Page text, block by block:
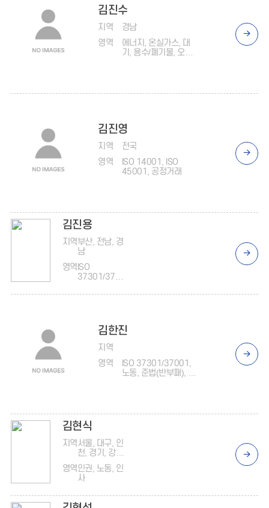
김진수
지역
경남
영역
에너지, 온실가스, 대
기, 용수/폐기물, 오염
김진영
지역
전국
영역
ISO 14001, ISO
45001, 공정거래
김진용
지역부산, 전남, 경
남
영역ISO
37301/3700
김한진
지역
영역
ISO 37301/37001,
노동, 준법(반부패), 윤
김현식
지역서울, 대구, 인
천, 경기, 강원,
경북
영역인권, 노동, 인
사